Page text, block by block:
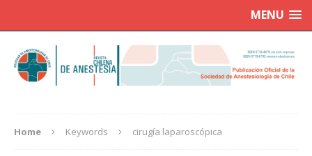
MENU
Home Keywords cirugía laparoscópica